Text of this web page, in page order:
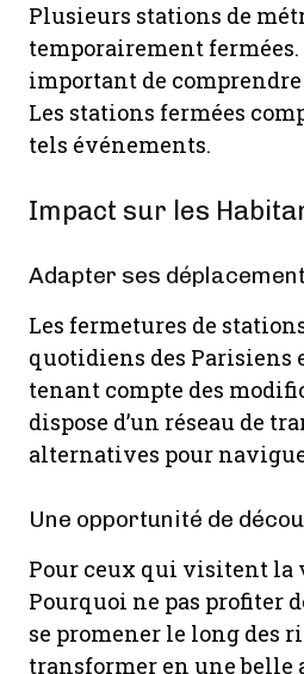
Plusieurs stations de
temporairement fermées.
important de
Les stations fermées
tels événements.
Impact sur les
Adapter ses
Les fermetures de
quotidiens des Parisiens
tenant compte des
dispose d’un réseau de
alternatives pour
Une opportunité de
Pour ceux qui visitent la
Pourquoi ne pas profiter
se promener le long des
transformer en une belle